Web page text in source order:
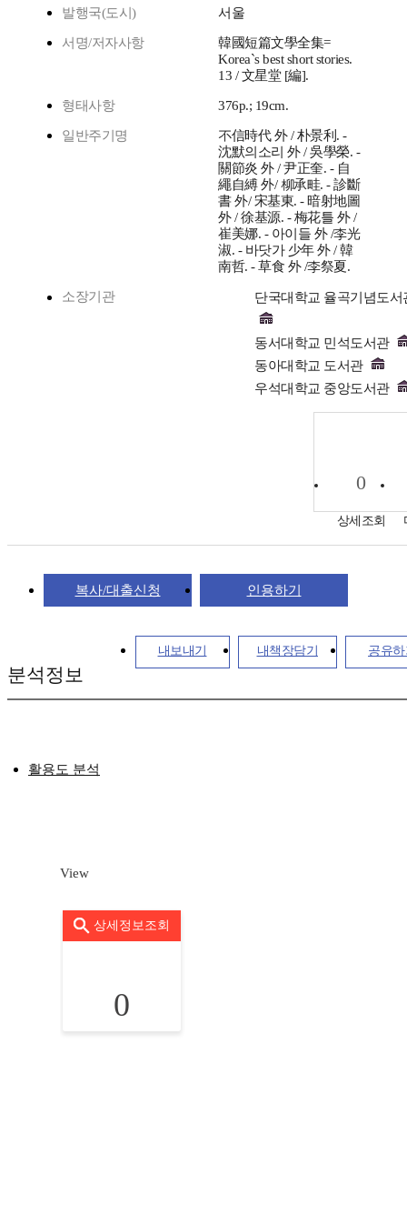
발행국(도시) 서울
서명/저자사항
韓國短篇文學全集=
Korea`s best short stories.
13 / 文星堂 [編].
형태사항 376p.; 19cm.
일반주기명
不信時代 外 / 朴景利. -
沈默의소리 外 / 吳學榮. -
關節炎 外 / 尹正奎. - 自
繩自縛 外/ 柳承畦. - 診斷
書 外/ 宋基東. - 暗射地圖
外 / 徐基源. - 梅花틀 外 /
崔美娜. - 아이들 外 /李光
淑. - 바닷가 少年 外 / 韓
南哲. - 草食 外 /李祭夏.
소장기관 단국대학교 율곡기념도서
동서대학교 민석도서관
동아대학교 도서관
우석대학교 중앙도서관
0
상세조회
복사/대출신청 인용하기
내보내기 내책장담기 공유
분석정보
활용도 분석
View
상세정보조회
0